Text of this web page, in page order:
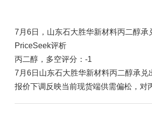
7月6日，山东石大胜华新材料丙二醇
PriceSeek评析
丙二醇，多空评分：-1
7月6日山东石大胜华新材料丙二醇承
报价下调反映当前现货端供需偏松，对